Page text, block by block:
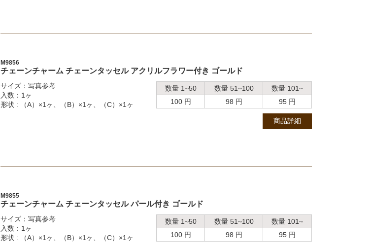
M9856
チェーンチャーム チェーンタッセル アクリルフラワー付き ゴールド
サイズ：写真参考
入数：1ヶ
形状 : （A）×1ヶ、（B）×1ヶ、（C）×1ヶ
数量 1~50 数量 51~100
数量 101~
100 円
98 円 95 円
商品詳細
M9855
チェーンチャーム チェーンタッセル パール付き ゴールド
サイズ：写真参考
入数：1ヶ
形状 : （A）×1ヶ、（B）×1ヶ、（C）×1ヶ
数量 1~50 数量 51~100
数量 101~
100 円
98 円 95 円